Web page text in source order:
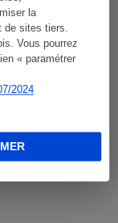
la
de sites tiers.
Vous pourrez
« paramétrer
2024
(vidéo)